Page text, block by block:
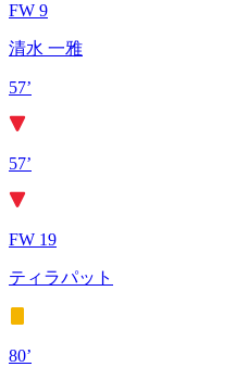
FW 9
清水 一雅
57’
57’
FW 19
ティラパット
80’